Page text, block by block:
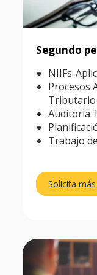
Segundo
NIIFs-
Procesos
Tributario
Auditoría
Trabajo
Solicita